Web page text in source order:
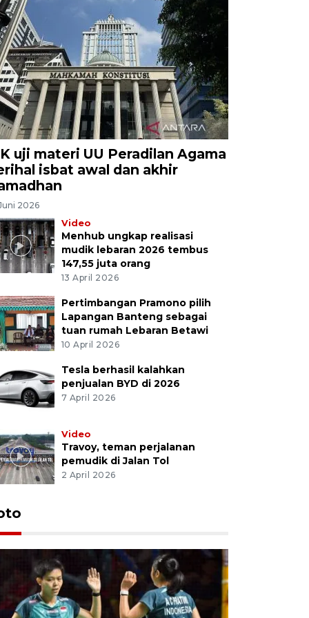
uji materi UU Peradilan Agama
isbat awal dan akhir
2026
Video
Menhub ungkap realisasi
mudik lebaran 2026 tembus
147,55 juta orang
13 April 2026
Pertimbangan Pramono pilih
Lapangan Banteng sebagai
tuan rumah Lebaran Betawi
10 April 2026
Tesla berhasil kalahkan
penjualan BYD di 2026
7 April 2026
Video
Travoy, teman perjalanan
pemudik di Jalan Tol
2 April 2026